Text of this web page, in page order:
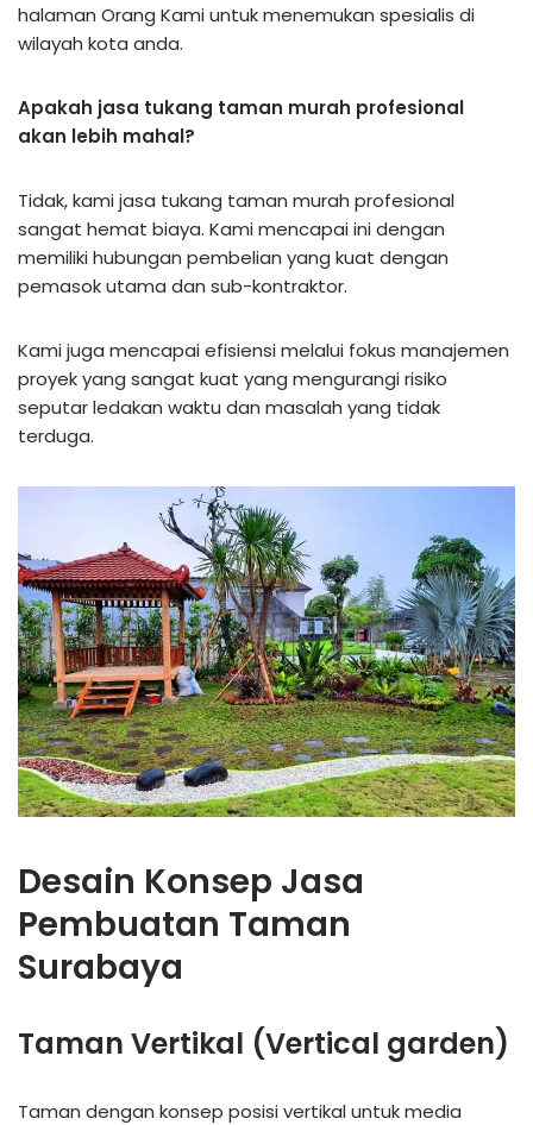
halaman Orang Kami untuk menemukan spesialis di
wilayah kota anda.
Apakah jasa tukang taman murah profesional
akan lebih mahal?
Tidak, kami jasa tukang taman murah profesional
sangat hemat biaya. Kami mencapai ini dengan
memiliki hubungan pembelian yang kuat dengan
pemasok utama dan sub-kontraktor.
Kami juga mencapai efisiensi melalui fokus manajemen
proyek yang sangat kuat yang mengurangi risiko
seputar ledakan waktu dan masalah yang tidak
terduga.
Desain Konsep Jasa
Pembuatan Taman
Surabaya
Taman Vertikal (Vertical garden)
Taman dengan konsep posisi vertikal untuk media